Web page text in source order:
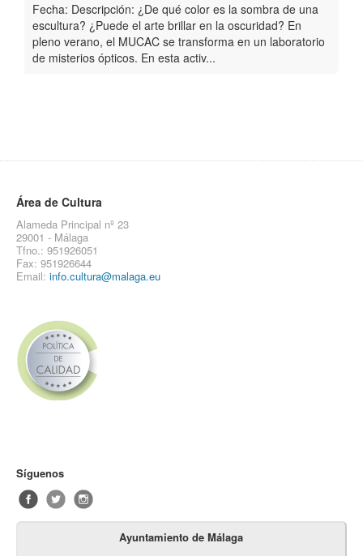
Fecha: Descripción: ¿De qué color es la sombra de una
escultura? ¿Puede el arte brillar en la oscuridad? En
pleno verano, el MUCAC se transforma en un laboratorio
de misterios ópticos. En esta activ...
Área de Cultura
Alameda Principal nº 23
29001 - Málaga
Tfno.: 951926051
Fax: 951926644
Email: info.cultura@malaga.eu
Síguenos
Ayuntamiento de Málaga